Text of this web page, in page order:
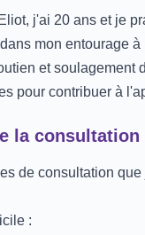
j'ai 20 ans et je
mon entourage
et
pour contribuer à
la consultation
de consultation
: